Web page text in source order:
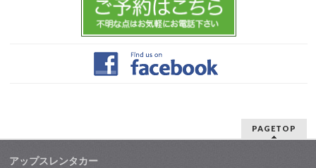
PAGETOP
アップスレンタカー